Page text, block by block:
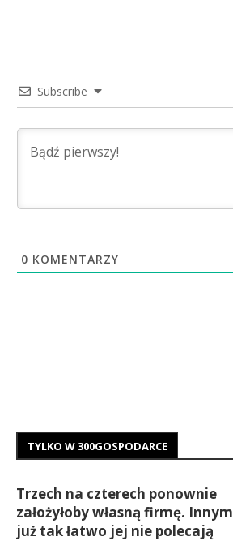
Subscribe
0 KOMENTARZY
TYLKO W 300GOSPODARCE
Trzech na czterech ponownie
założyłoby własną firmę. Innym
już tak łatwo jej nie polecają